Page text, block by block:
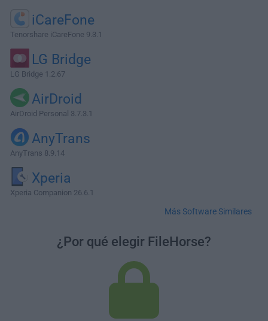
iCareFone
Tenorshare iCareFone 9.3.1
LG Bridge
LG Bridge 1.2.67
AirDroid
AirDroid Personal 3.7.3.1
AnyTrans
AnyTrans 8.9.14
Xperia
Xperia Companion 26.6.1
Más Software Similares
¿Por qué elegir FileHorse?